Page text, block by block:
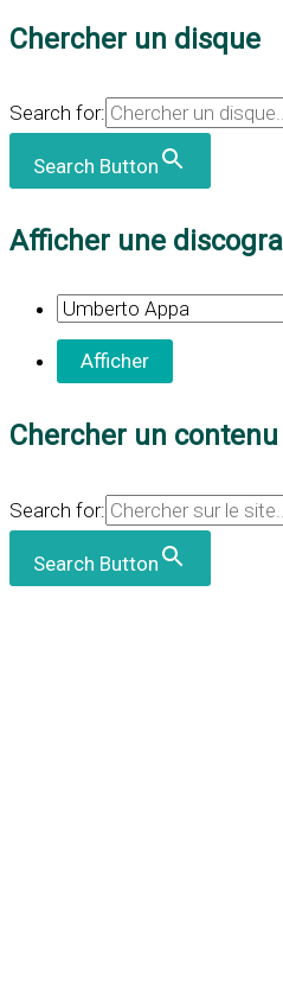
Chercher un disque
Search for:
Search Button
Afficher une
Chercher un
Search for:
Search Button